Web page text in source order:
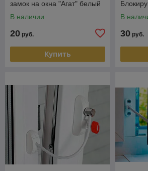
замок на окна "Агат" белый
В наличии
20 руб.
Купить
В
30 руб.